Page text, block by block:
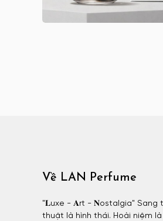
Astrophil & Stella
Astrophil & Stella
Azzaro nam
BDK nữ
Về LAN Perfume
"𝐋uxe - 𝐀rt - 𝐍ostalgia" Sang
thuật là hình thái. Hoài niệm